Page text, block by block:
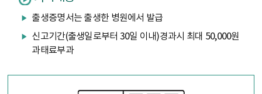
출생증명서는 출생한 병원에서 발급
신고기간(출생일로부터 30일 이내)경과시 최대 50,000원
과태료부과